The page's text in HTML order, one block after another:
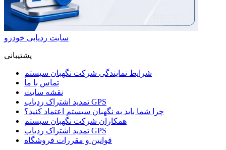
سایت ردیابی خودرو
پشتیبانی
شرایط نمایندگی شرکت نگهبان سیستم
تماس با ما
نقشه سایت
تمدید اشتراک ردیاب GPS
چرا شما باید به نگهبان سیستم اعتماد کنید؟
همکاران شرکت نگهبان سیستم
تمدید اشتراک ردیاب GPS
قوانین و مقررات فروشگاه